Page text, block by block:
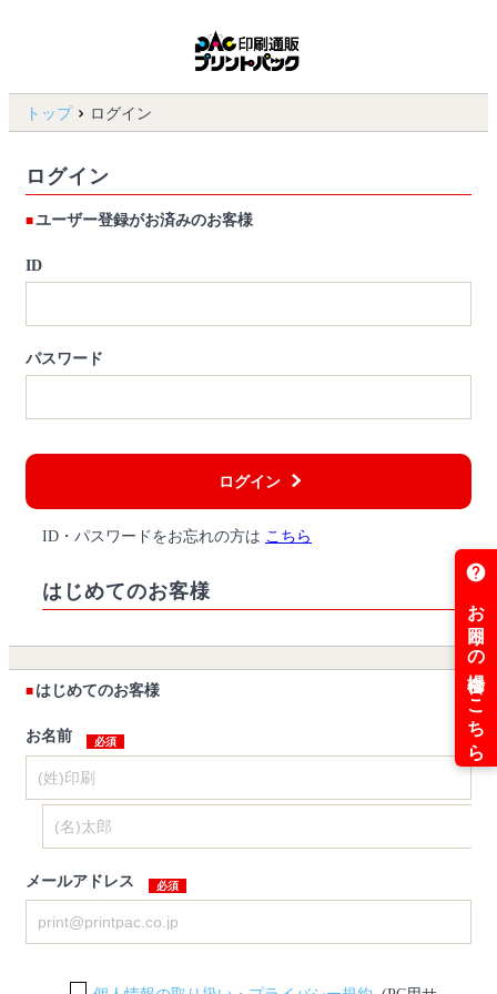
トップ ログイン
ログイン
ユーザー登録がお済みのお客様
ID
パスワード
ログイン
ID・パスワードをお忘れの方は こちら
はじめてのお客様
はじめてのお客様
お名前
メールアドレス